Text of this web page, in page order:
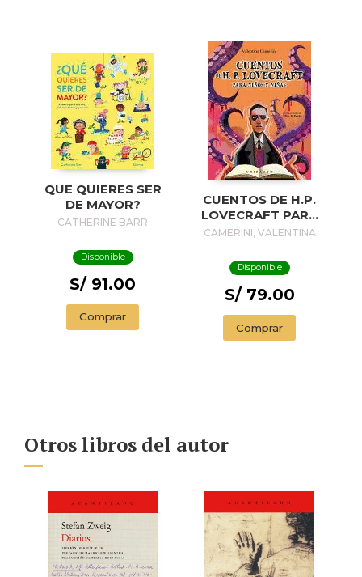
QUE QUIERES SER
DE MAYOR?
CATHERINE BARR
Disponible
S/ 91.00
Comprar
CUENTOS DE H.P.
LOVECRAFT PARA
NIÑOS Y NIÑAS
CAMERINI, VALENTINA
Disponible
S/ 79.00
Comprar
Otros libros del autor